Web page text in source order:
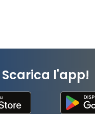
Scarica l'app!